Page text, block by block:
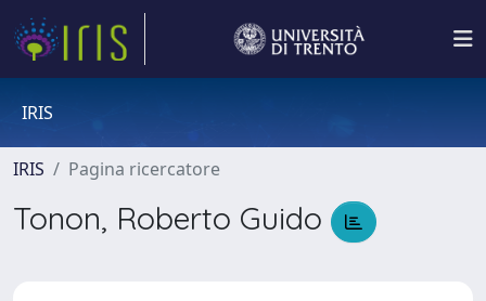
IRIS
IRIS Pagina ricercatore
Tonon, Roberto Guido